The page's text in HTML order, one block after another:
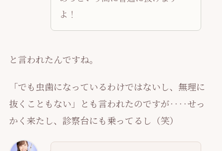
よ！
と言われたんですね。
「でも虫歯になっているわけではないし、無理に
抜くこともない」とも言われたのですが‥‥せっ
かく来たし、診察台にも乗ってるし（笑）